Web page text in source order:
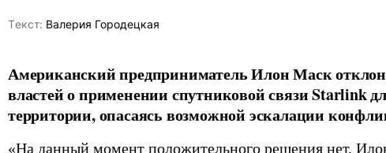
Tекст: Валерия Городецкая
Американский предприниматель Илон Маск
властей о применении спутниковой связи Starlink
территории, опасаясь возможной эскалации
«На данный момент положительного решения нет,